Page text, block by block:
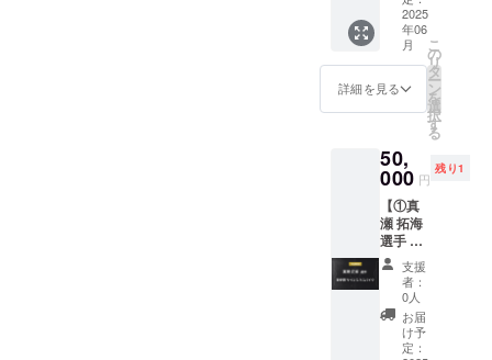
望され
る方
は、備
考欄に
をご記
入くだ
れない
場合は
「掲載
なし」
とご記
入くだ
さい。
にご希
望のお
名前を
たしま
す。 ・
TRANK
SHONA
Nの公式
HP ・掲
載期
間：
2025年
5月1
日〜1年
間掲載
・掲載
方法：
・有効
期限：
2025年
5月1日
から1年
お一人
様1回限
用いた
だけま
す。 ・
備考欄
に2025
年5月1
日以降
の実施
希望日
手）、
運営メ
バー、
所属選
サッ
カーイ
ベント
に参加
できる
権利で
す。現
役Jリー
ガーや
クラブ
関係者
と交流
掲載
権】 ①
杉岡 大
暉選手
実使用
サイン
入りス
先着1名
様限定
で、現
役プロ
サッ
カー選
手・杉
岡大暉
選手の
実使用
サイン
入りス
2025
年06
月
詳細を見る
こ
の
リ
タ
ー
ン
を
選
択
す
る
50,
000 円
残り1
【①真
瀬 拓海
選手 実
使用サ
イン入
りスパ
イク +
②HPへ
の氏名
支援
者：
0人
お届
け予
定：